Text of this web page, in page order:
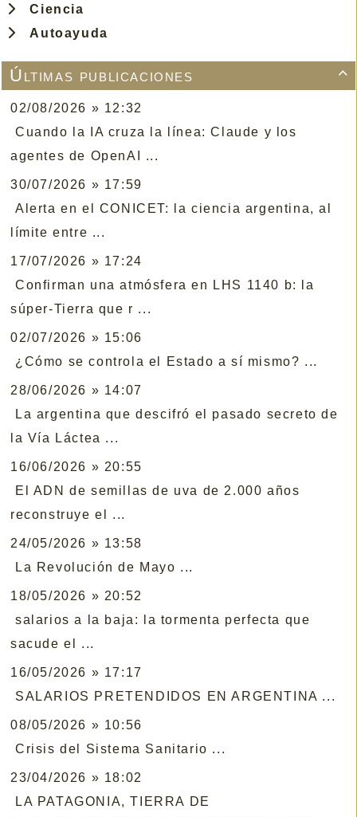
Ciencia
Autoayuda

Últimas publicaciones
02/08/2026 » 12:32
Cuando la IA cruza la línea: Claude y los
agentes de OpenAI ...
30/07/2026 » 17:59
Alerta en el CONICET: la ciencia argentina, al
límite entre ...
17/07/2026 » 17:24
Confirman una atmósfera en LHS 1140 b: la
súper-Tierra que r ...
02/07/2026 » 15:06
¿Cómo se controla el Estado a sí mismo? ...
28/06/2026 » 14:07
La argentina que descifró el pasado secreto de
la Vía Láctea ...
16/06/2026 » 20:55
El ADN de semillas de uva de 2.000 años
reconstruye el ...
24/05/2026 » 13:58
La Revolución de Mayo ...
18/05/2026 » 20:52
salarios a la baja: la tormenta perfecta que
sacude el ...
16/05/2026 » 17:17
SALARIOS PRETENDIDOS EN ARGENTINA ...
08/05/2026 » 10:56
Crisis del Sistema Sanitario ...
23/04/2026 » 18:02
LA PATAGONIA, TIERRA DE